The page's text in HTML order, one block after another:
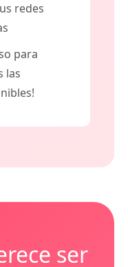
redes
para
las
ser